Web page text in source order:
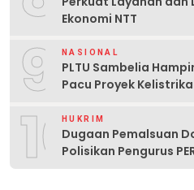
Ekonomi NTT
9 NASIONAL
PLTU Sambelia
Pacu Proyek
10HUKRIM
Dugaan Pemalsuan
Polisikan Pengurus